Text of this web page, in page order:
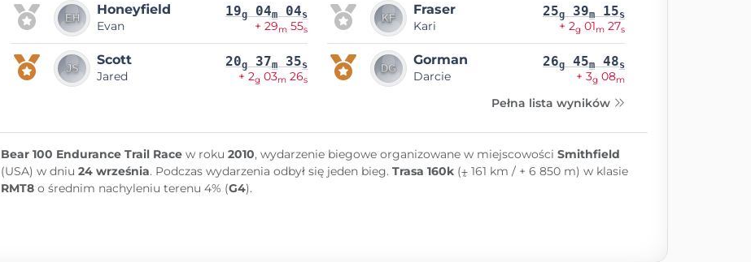
Honeyfield
Evan
19g 04m 04s
+ 29m 55s
Scott
Jared
20g 37m 35s
+ 2g 03m 26s
Fraser
Kari
25g 39m 15s
+ 2g 01m 27s
Gorman
Darcie
26g 45m 48s
+ 3g 08m
Pełna lista wyników
Bear 100 Endurance Trail Racew roku 2010, wydarzenie biegowe organizowane w miejscowości Smithfield
(USA) w dniu 24 września. Podczas wydarzenia odbył się jeden bieg. Trasa 160k(⨦ 161 km / + 6 850 m) w klasie
RMT8o średnim nachyleniu terenu 4% (G4).